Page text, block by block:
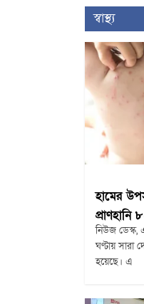
স্বাস্থ্য
হামের
প্রাণহানি
নিউজ ডেস্ক,
ঘণ্টায়
হয়েছে। এ